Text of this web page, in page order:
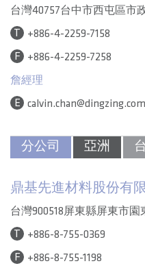
台灣40757台中市西屯區市
T +886-4-2259-7158
F +886-4-2259-7258
詹經理
E calvin.chan@dingzing.com
分公司 亞洲
鼎基先進材料股份有
台灣900518屏東縣屏東市園
T +886-8-755-0369
F +886-8-755-1198